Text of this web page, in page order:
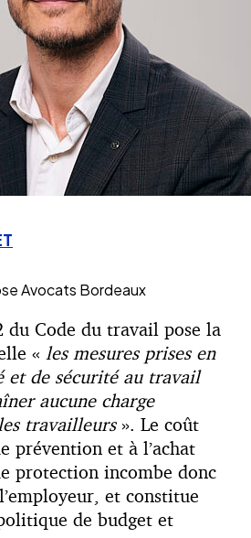
Avocats Bordeaux
du Code du travail pose la
« les mesures prises en
et de sécurité au travail
aucune charge
travailleurs». Le coût
prévention et à l’achat
protection incombe donc
et constitue
de budget et